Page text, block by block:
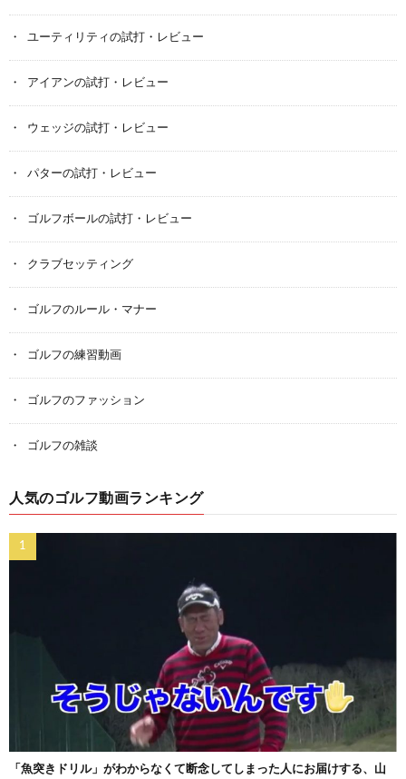
ユーティリティの試打・レビュー
アイアンの試打・レビュー
ウェッジの試打・レビュー
パターの試打・レビュー
ゴルフボールの試打・レビュー
クラブセッティング
ゴルフのルール・マナー
ゴルフの練習動画
ゴルフのファッション
ゴルフの雑談
人気のゴルフ動画ランキング
「魚突きドリル」がわからなくて断念してしまった人にお届けする、山